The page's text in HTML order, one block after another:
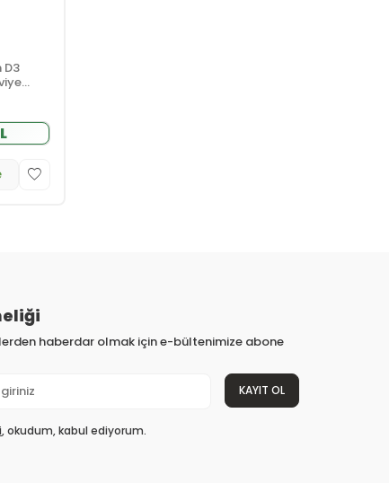
D3
haberdar olmak için e-bültenimize abone
KAYIT OL
, okudum, kabul ediyorum.